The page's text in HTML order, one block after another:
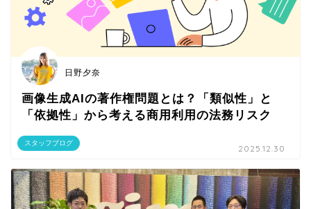
スタッフブログ
日野夕奈
画像生成AIの著作権問題とは？「類似性」と
「依拠性」から考える商用利用の法務リスク
2025.12.30